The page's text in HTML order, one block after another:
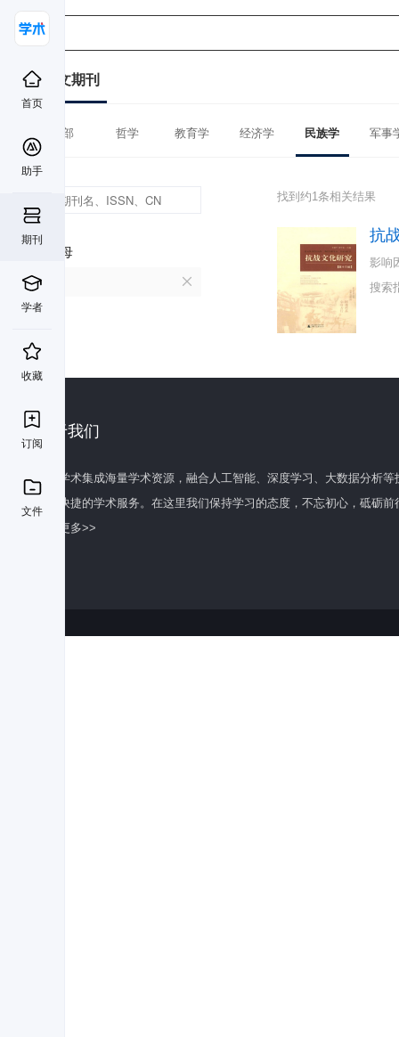
首页
助手
期刊
学者
收藏
订阅
文件
中文期刊
全部 哲学 教育学 经济学 民族学 军事
首字母
K
找到约1条相关结果
抗
影响
搜索
关于我们
百度学术集成海量学术资源，融合人工智能、深度学习、大数据分析
全面快捷的学术服务。在这里我们保持学习的态度，不忘初心，砥砺前
了解更多>>